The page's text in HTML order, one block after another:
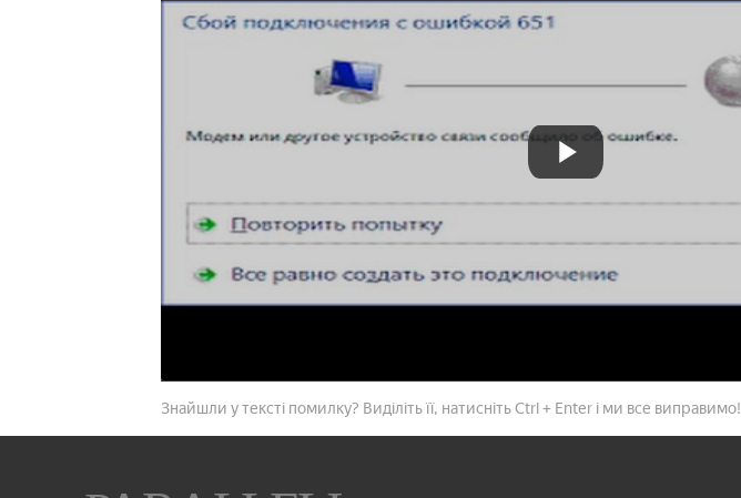
Знайшли у тексті помилку? Виділіть її, натисніть Ctrl + Enter і ми все виправимо!